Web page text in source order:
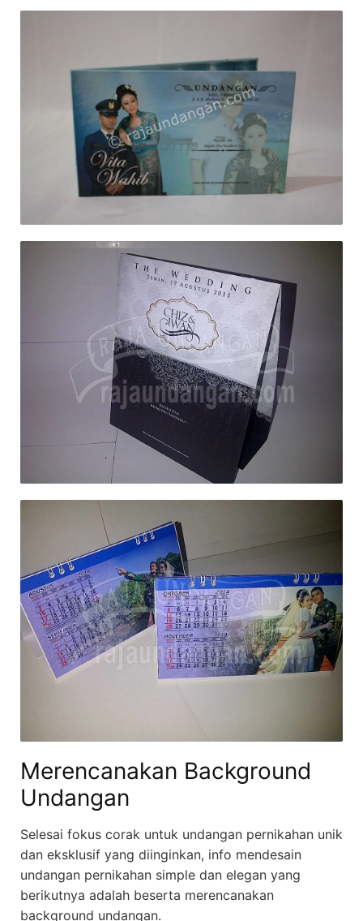
Merencanakan Background
Undangan
Selesai fokus corak untuk undangan pernikahan unik
dan eksklusif yang diinginkan, info mendesain
undangan pernikahan simple dan elegan yang
berikutnya adalah beserta merencanakan
background undangan.